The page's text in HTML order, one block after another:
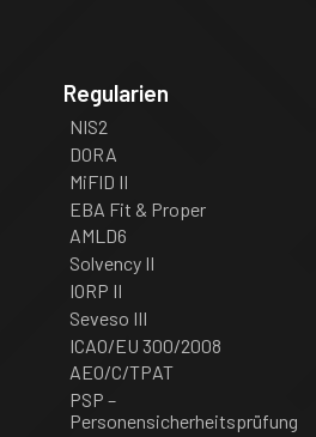
Regularien
NIS2
DORA
MiFID II
EBA Fit & Proper
AMLD6
Solvency II
IORP II
Seveso III
ICAO/EU 300/2008
AEO/C/TPAT
PSP –
Personensicherheitsprüfung